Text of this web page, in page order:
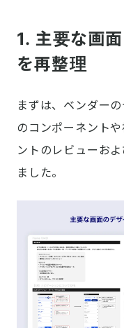
1. 主要な画
を再整理
まずは、ベンダー
のコンポーネント
ントのレビューお
ました。